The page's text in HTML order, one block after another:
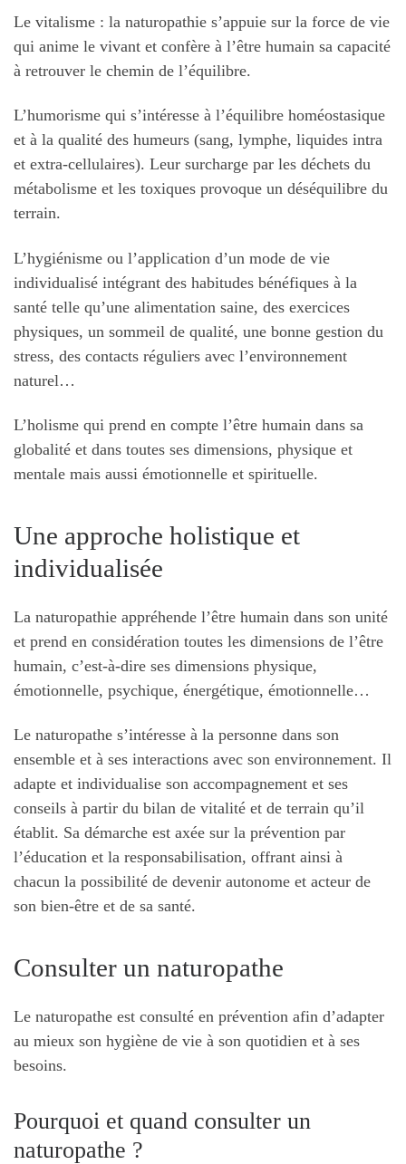
Le vitalisme : la naturopathie s’appuie sur la force de vie
qui anime le vivant et confère à l’être humain sa capacité
à retrouver le chemin de l’équilibre.
L’humorisme qui s’intéresse à l’équilibre homéostasique
et à la qualité des humeurs (sang, lymphe, liquides intra
et extra-cellulaires). Leur surcharge par les déchets du
métabolisme et les toxiques provoque un déséquilibre du
terrain.
L’hygiénisme ou l’application d’un mode de vie
individualisé intégrant des habitudes bénéfiques à la
santé telle qu’une alimentation saine, des exercices
physiques, un sommeil de qualité, une bonne gestion du
stress, des contacts réguliers avec l’environnement
naturel…
L’holisme qui prend en compte l’être humain dans sa
globalité et dans toutes ses dimensions, physique et
mentale mais aussi émotionnelle et spirituelle.
Une approche holistique et
individualisée
La naturopathie appréhende l’être humain dans son unité
et prend en considération toutes les dimensions de l’être
humain, c’est-à-dire ses dimensions physique,
émotionnelle, psychique, énergétique, émotionnelle…
Le naturopathe s’intéresse à la personne dans son
ensemble et à ses interactions avec son environnement. Il
adapte et individualise son accompagnement et ses
conseils à partir du bilan de vitalité et de terrain qu’il
établit. Sa démarche est axée sur la prévention par
l’éducation et la responsabilisation, offrant ainsi à
chacun la possibilité de devenir autonome et acteur de
son bien-être et de sa santé.
Consulter un naturopathe
Le naturopathe est consulté en prévention afin d’adapter
au mieux son hygiène de vie à son quotidien et à ses
besoins.
Pourquoi et quand consulter un
naturopathe ?